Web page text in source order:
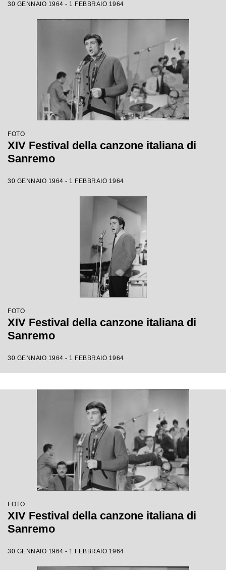
30 GENNAIO 1964 - 1 FEBBRAIO 1964
FOTO
XIV Festival della canzone italiana di
Sanremo
30 GENNAIO 1964 - 1 FEBBRAIO 1964
FOTO
XIV Festival della canzone italiana di
Sanremo
30 GENNAIO 1964 - 1 FEBBRAIO 1964
FOTO
XIV Festival della canzone italiana di
Sanremo
30 GENNAIO 1964 - 1 FEBBRAIO 1964